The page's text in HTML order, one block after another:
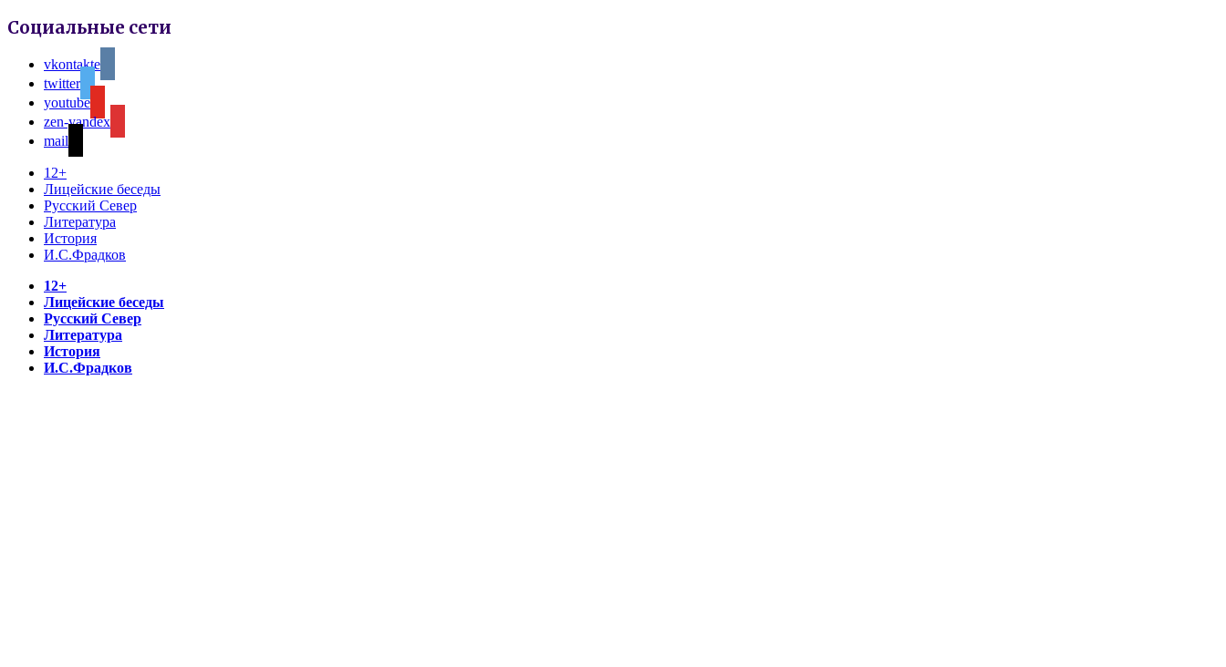
Социальные сети
vkontakte
twitter
youtube
zen-yandex
mail
12+
Лицейские беседы
Русский Север
Литература
История
И.С.Фрадков
12+
Лицейские беседы
Русский Север
Литература
История
И.С.Фрадков